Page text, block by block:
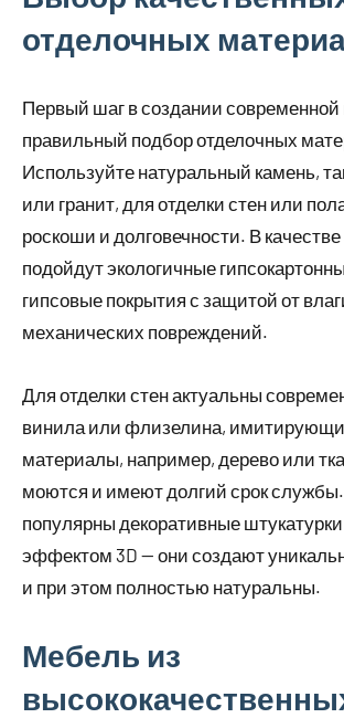
отделочных
Первый шаг в создании современной
правильный подбор отделочных
Используйте натуральный камень,
или гранит, для отделки стен или
роскоши и долговечности. В
подойдут экологичные
гипсовые покрытия с защитой от
механических повреждений.
Для отделки стен актуальны
винила или флизелина,
материалы, например, дерево или
моются и имеют долгий срок
популярны декоративные
эффектом 3D — они создают
и при этом полностью натуральны.
Мебель из